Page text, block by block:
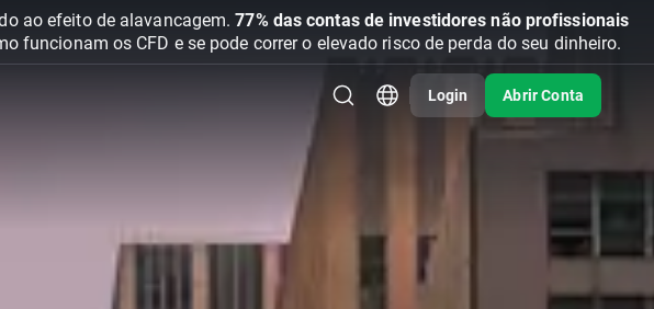
ao efeito de alavancagem.77% das contas de investidores não profissionais
funcionam os CFD e se pode correr o elevado risco de perda do seu dinheiro.
Login Abrir Conta